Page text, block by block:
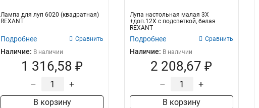
Лампа для луп 6020 (квадратная)
REXANT
Подробнее Сравнить
Наличие: В наличии
1 316,58 ₽
– +
В корзину
Лупа настольная малая 3Х
+доп.12Х с подсветкой, белая
REXANT
Подробнее Сравнить
Наличие: В наличии
2 208,67 ₽
– +
В корзину